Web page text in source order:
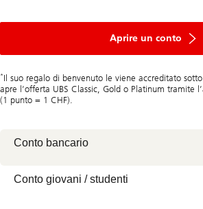
Aprire un conto
*Il suo regalo di benvenuto le viene accreditato
apre l’offerta UBS Classic, Gold o Platinum tramite
(1 punto = 1 CHF).
Conto bancario
Conto giovani / studenti